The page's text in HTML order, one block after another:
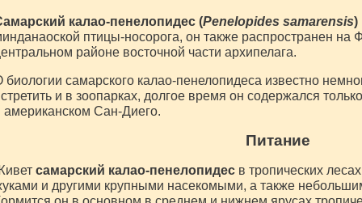
калао-пенелопидес (Penelopides samarensis)
птицы-носорога, он также распространен на
районе восточной части архипелага.
биологии самарского калао-пенелопидеса известно
и в зоопарках, долгое время он содержался
американском Сан-Диего.
Питание
самарский калао-пенелопидесв тропических
и другими крупными насекомыми, а также